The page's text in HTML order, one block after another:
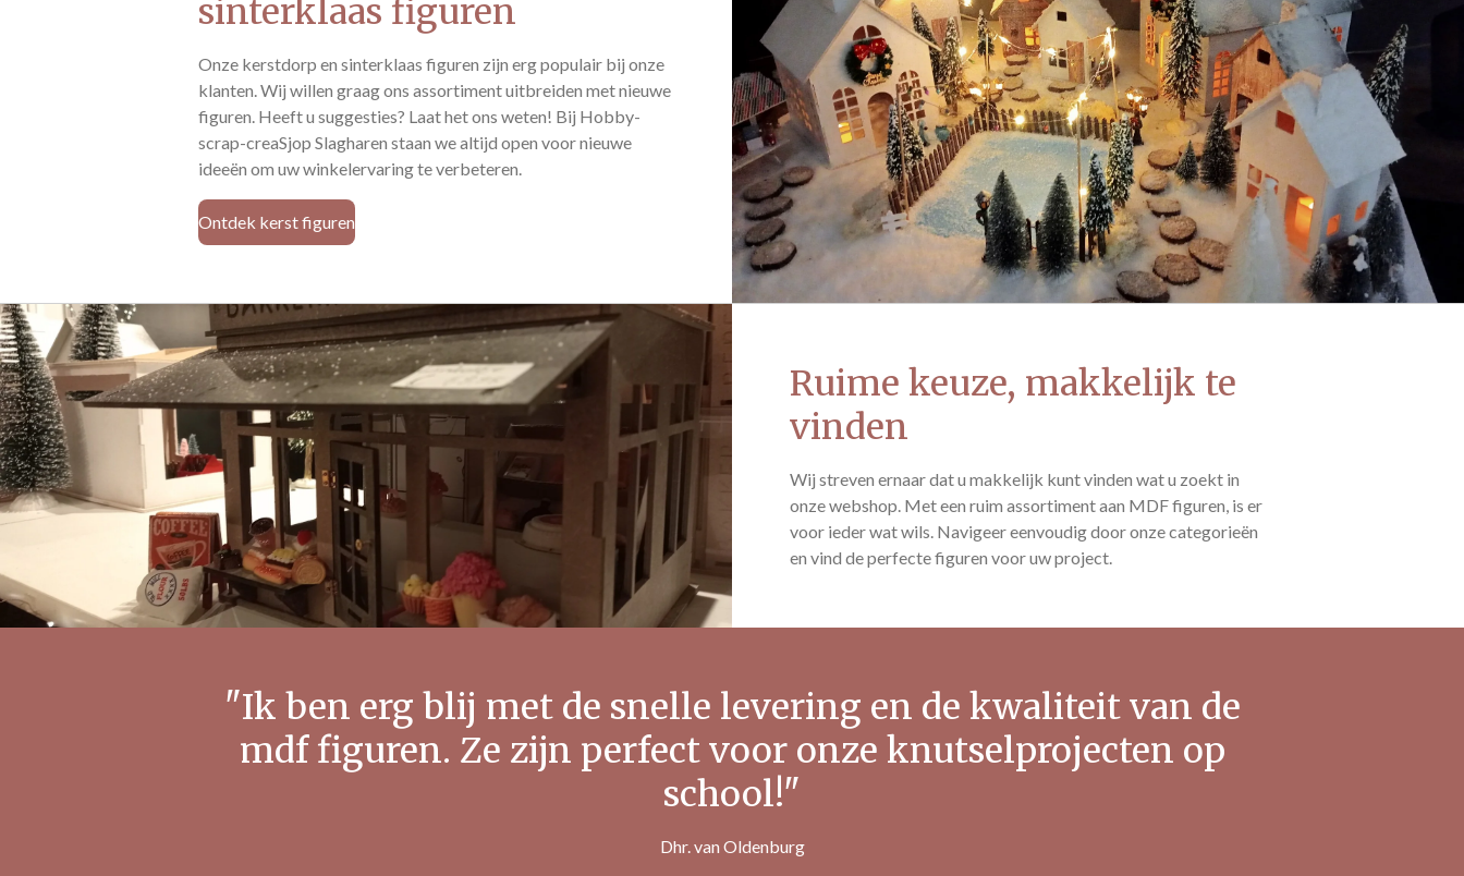
sinterklaas figuren
Onze kerstdorp en sinterklaas figuren zijn erg populair bij onze
klanten. Wij willen graag ons assortiment uitbreiden met nieuwe
figuren. Heeft u suggesties? Laat het ons weten! Bij Hobby-
scrap-creaSjop Slagharen staan we altijd open voor nieuwe
ideeën om uw winkelervaring te verbeteren.
Ontdek kerst figuren
Ruime keuze, makkelijk te
vinden
Wij streven ernaar dat u makkelijk kunt vinden wat u zoekt in
onze webshop. Met een ruim assortiment aan MDF figuren, is er
voor ieder wat wils. Navigeer eenvoudig door onze categorieën
en vind de perfecte figuren voor uw project.
"Ik ben erg blij met de snelle levering en de kwaliteit van de
mdf figuren. Ze zijn perfect voor onze knutselprojecten op
school!"
Dhr. van Oldenburg